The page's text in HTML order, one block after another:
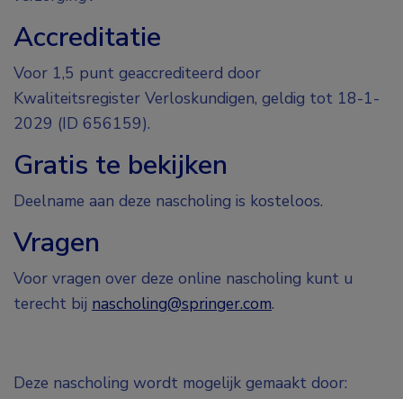
Accreditatie
Voor 1,5 punt geaccrediteerd door
Kwaliteitsregister Verloskundigen, geldig tot 18-1-
2029 (ID 656159).
Gratis te bekijken
Deelname aan deze nascholing is kosteloos.
Vragen
Voor vragen over deze online nascholing kunt u
terecht bij nascholing@springer.com.
Deze nascholing wordt mogelijk gemaakt door: